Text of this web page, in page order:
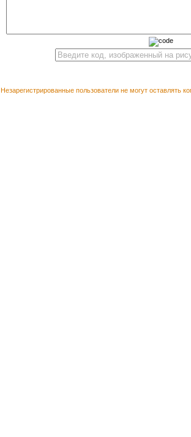
Незарегистрированные пользователи не могут оставлять